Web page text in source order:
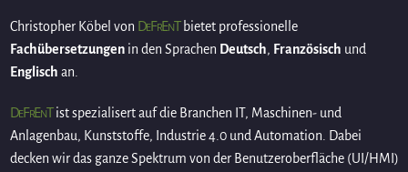
Christopher Köbel von DeFrEnTbietet professionelle
Fachübersetzungenin den Sprachen Deutsch, Französisch und
Englisch an.
DeFrEnTist spezialisert auf die Branchen IT, Maschinen- und
Anlagenbau, Kunststoffe, Industrie 4.0 und Automation. Dabei
decken wir das ganze Spektrum von der Benutzeroberfläche (UI/HMI)